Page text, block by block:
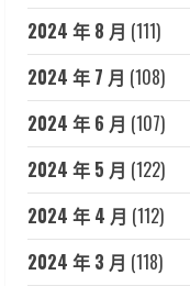
2024 年 8 月 (111)
2024 年 7 月 (108)
2024 年 6 月 (107)
2024 年 5 月 (122)
2024 年 4 月 (112)
2024 年 3 月 (118)